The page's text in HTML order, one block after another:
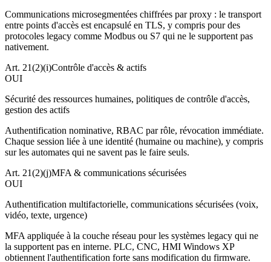
Communications microsegmentées chiffrées par proxy : le transport
entre points d'accès est encapsulé en TLS, y compris pour des
protocoles legacy comme Modbus ou S7 qui ne le supportent pas
nativement.
Art. 21(2)(i)Contrôle d'accès & actifs
OUI
Sécurité des ressources humaines, politiques de contrôle d'accès,
gestion des actifs
Authentification nominative, RBAC par rôle, révocation immédiate.
Chaque session liée à une identité (humaine ou machine), y compris
sur les automates qui ne savent pas le faire seuls.
Art. 21(2)(j)MFA & communications sécurisées
OUI
Authentification multifactorielle, communications sécurisées (voix,
vidéo, texte, urgence)
MFA appliquée à la couche réseau pour les systèmes legacy qui ne
la supportent pas en interne. PLC, CNC, HMI Windows XP
obtiennent l'authentification forte sans modification du firmware.